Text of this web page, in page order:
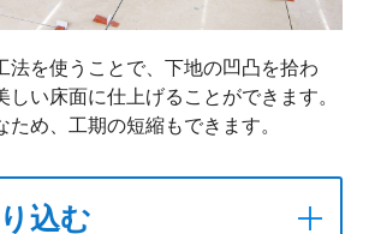
法を使うことで、下地の凹凸を拾わ
しい床面に仕上げることができます。
ため、工期の短縮もできます。
込む